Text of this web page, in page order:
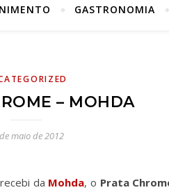
GASTRONOMIA
– MOHDA
maio de 2012
da Mohda, o Prata